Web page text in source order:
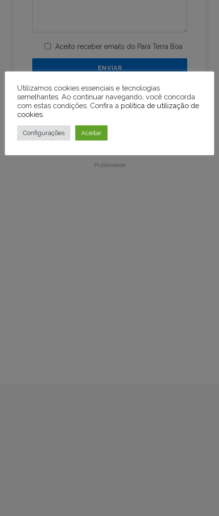
Aceito receber emails do Pará Terra Boa
Publicidade
Publicidade
Utilizamos cookies essenciais e tecnologias
semelhantes. Ao continuar navegando, você concorda
com estas condições. Confira a política de utilização de
cookies
Configurações Aceitar